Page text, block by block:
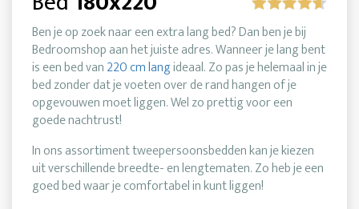
Ben je op zoek naar een extra lang bed? Dan ben je bij
Bedroomshop aan het juiste adres. Wanneer je lang bent
is een bed van220 cm langideaal. Zo pas je helemaal in je
bed zonder dat je voeten over de rand hangen of je
opgevouwen moet liggen. Wel zo prettig voor een
goede nachtrust!
In ons assortiment tweepersoonsbedden kan je kiezen
uit verschillende breedte- en lengtematen. Zo heb je een
goed bed waar je comfortabel in kunt liggen!